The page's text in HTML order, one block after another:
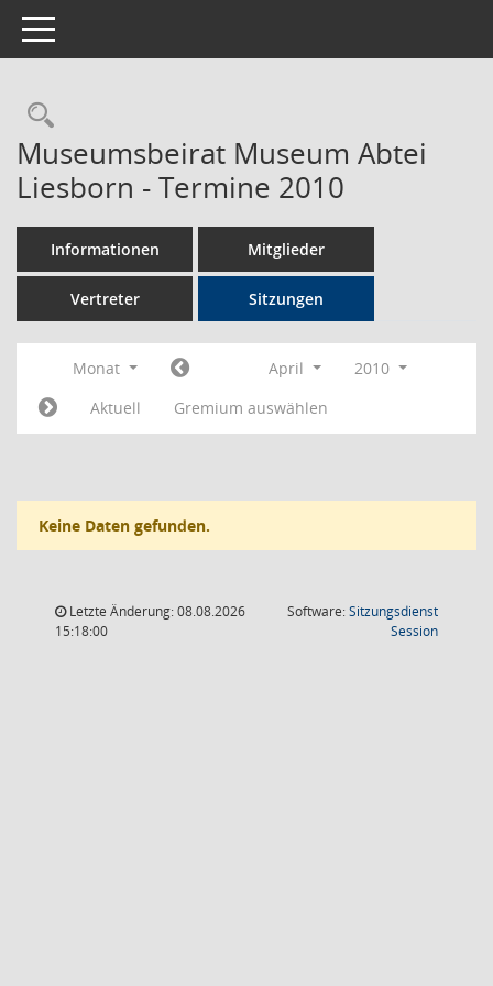
Toggle navigation
Rechercheauswahl
Museumsbeirat Museum Abtei
Liesborn - Termine 2010
Informationen Mitglieder
Vertreter Sitzungen
Monat April
2010
Aktuell
Gremium auswählen
Keine Daten gefunden.
Letzte Änderung: 08.08.2026
15:18:00
Software:Sitzungsdienst
Session(Wird in